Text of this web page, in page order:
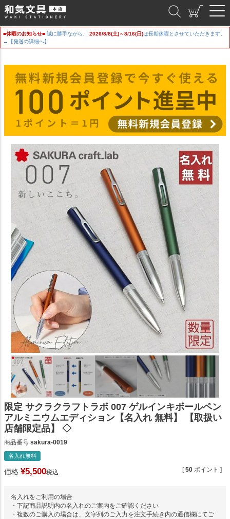
■休暇のお知らせ■ 誠に勝手ながら、 2026/8/8(土)～8/16(日)は長期休暇とさせていただきます。
→【発送の詳細へ】
限定 サクラクラフトラボ 007 ゲルインキボールペン
アルミニウムエディション【名入れ 無料】 【取扱い
店舗限定品】 ◇
商品番号 sakura-0019
名入れ無料
価格 ¥5,500税込 [50 ポイント ]
名入れをご利用の場合
・下記商品説明内の名入れのご案内をご確認ください
・複数のご購入の場合は、文字列のご入力を注文手続き内の通信欄にてご